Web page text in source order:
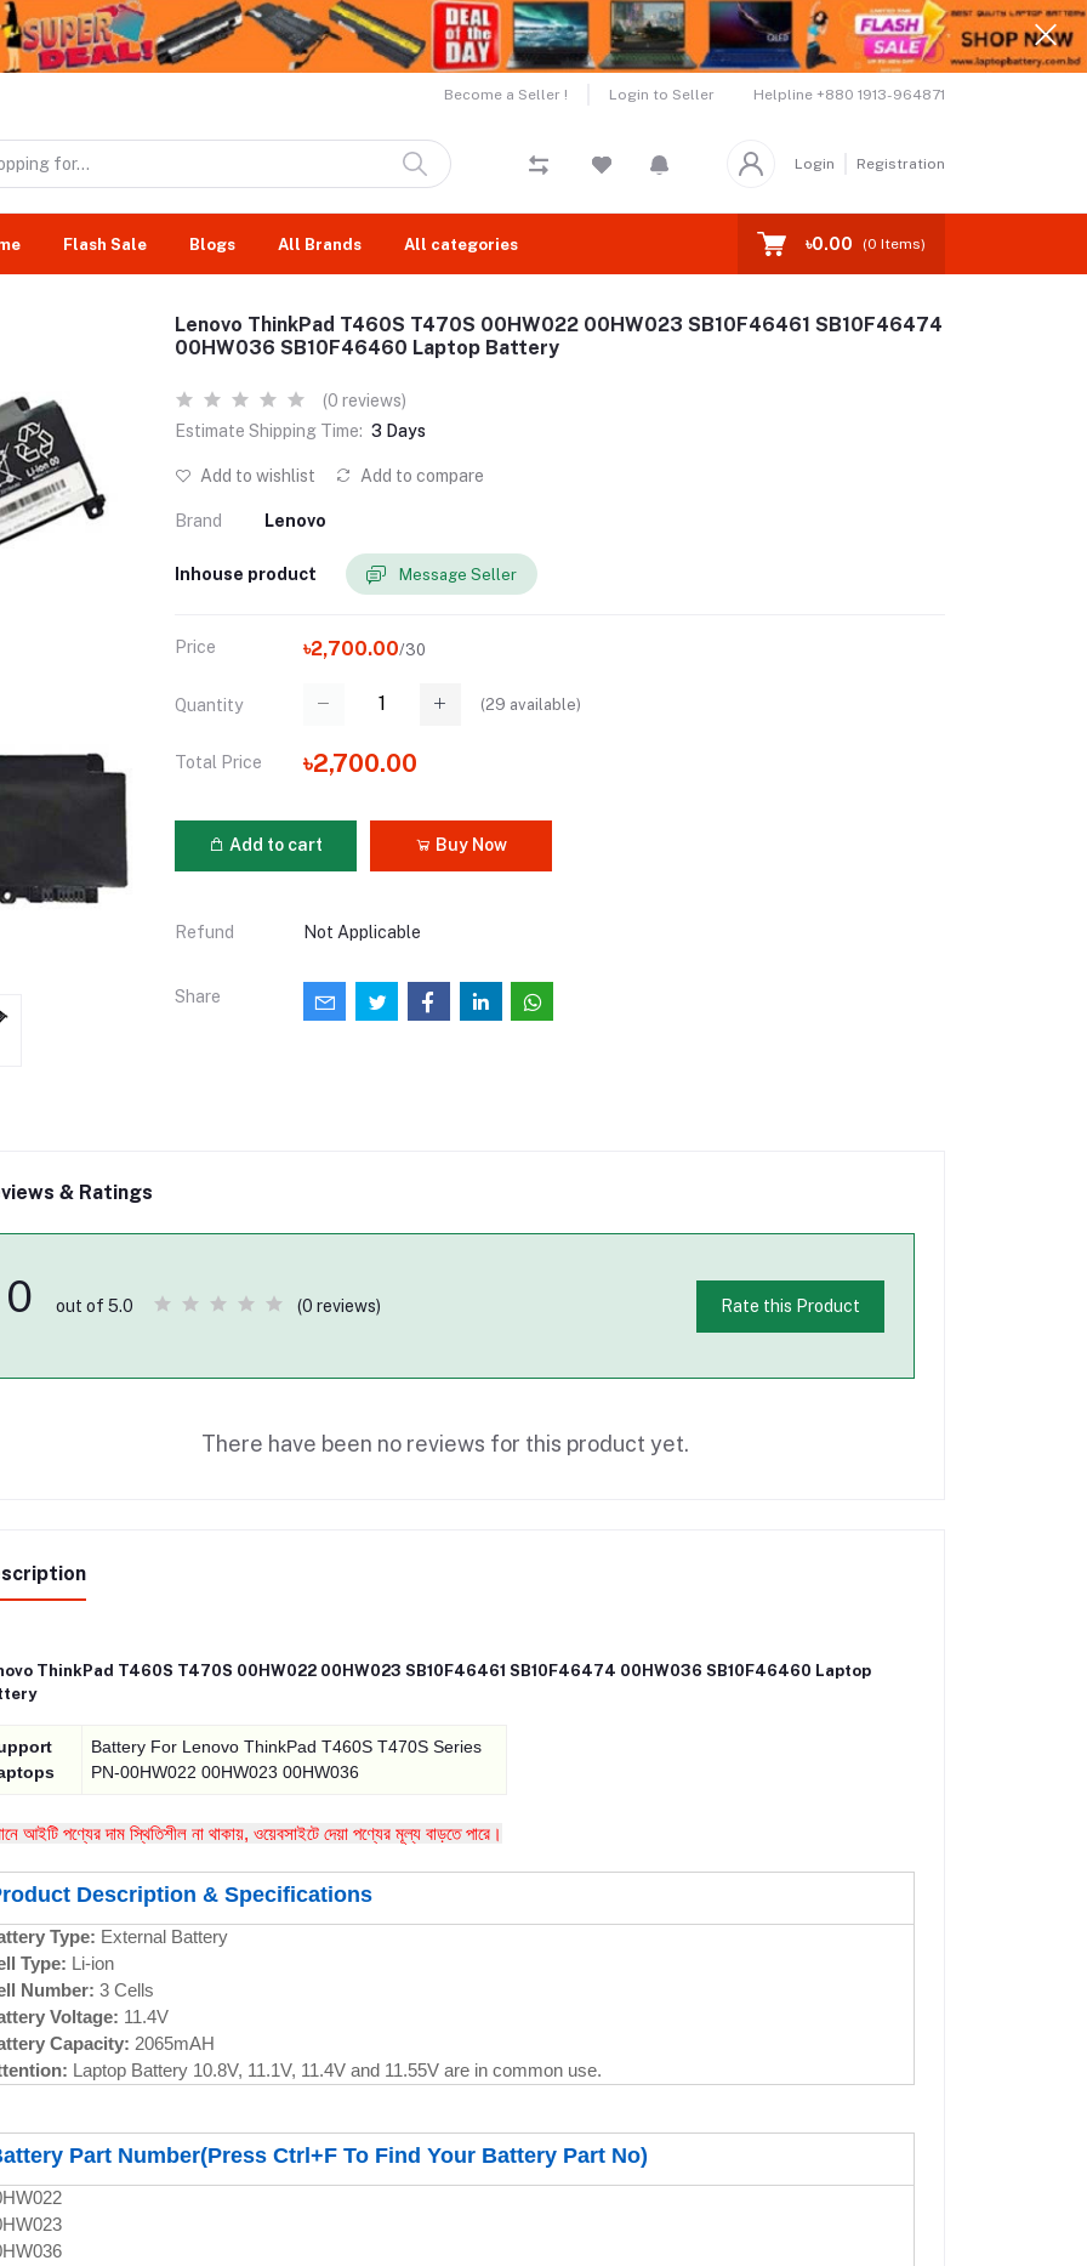
Become a Seller ! Login to Seller Helpline +880 1913-964871
Login Registration
Flash Sale Blogs All Brands All categories ৳0.00 (0 Items)
Lenovo ThinkPad T460S T470S 00HW022 00HW023 SB10F46461 SB10F46474
00HW036 SB10F46460 Laptop Battery
(0 reviews)
Estimate Shipping Time: 3 Days
Add to wishlist Add to compare
Brand Lenovo
Inhouse product Message Seller
Price ৳2,700.00/30
Quantity (29 available)
Total Price ৳2,700.00
Add to cart Buy Now
Refund Not Applicable
Share
& Ratings
0 out of 5.0 (0 reviews) Rate this Product
There have been no reviews for this product yet.
ThinkPad T460S T470S 00HW022 00HW023 SB10F46461 SB10F46474 00HW036 SB10F46460 Laptop
Battery For Lenovo ThinkPad T460S T470S Series
PN-00HW022 00HW023 00HW036
আইটি পণ্যের দাম স্থিতিশীল না থাকায়, ওয়েবসাইটে দেয়া পণ্যের মূল্য বাড়তে পারে।
Description & Specifications
Type: External Battery
Type: Li-ion
Number: 3 Cells
Voltage: 11.4V
Capacity: 2065mAH
Laptop Battery 10.8V, 11.1V, 11.4V and 11.55V are in common use.
Part Number(Press Ctrl+F To Find Your Battery Part No)